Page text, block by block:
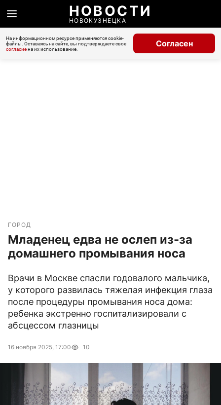
НОВОСТИ
НОВОКУЗНЕЦКА
На информационном ресурсе применяются cookie-
файлы. Оставаясь на сайте, вы подтверждаете свое
согласиена их использование.
Согласен
ГОРОД
Младенец едва не ослеп из-за
домашнего промывания носа
Врачи в Москве спасли годовалого мальчика,
у которого развилась тяжелая инфекция глаза
после процедуры промывания носа дома:
ребенка экстренно госпитализировали с
абсцессом глазницы
16 ноября 2025, 17:00 10